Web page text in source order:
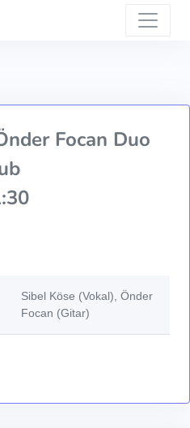
Focan Duo
Sibel Köse (Vokal), Önder
Focan (Gitar)